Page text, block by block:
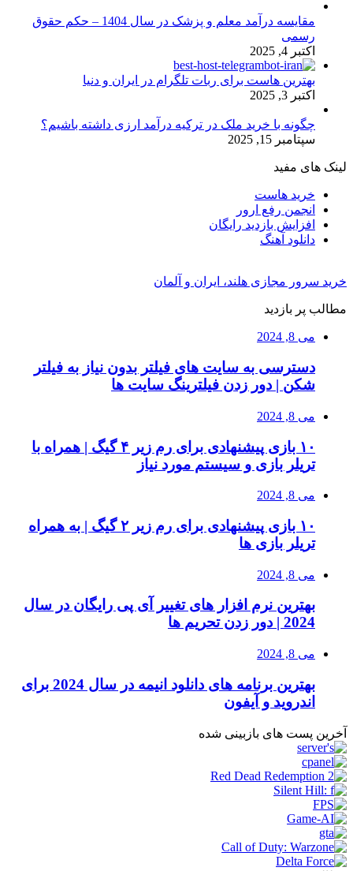
مقایسه درآمد معلم و پزشک در سال 1404 – حکم حقوق
رسمی
اکتبر 4, 2025
بهترین هاست برای ربات تلگرام در ایران و دنیا
اکتبر 3, 2025
چگونه با خرید ملک در ترکیه درآمد ارزی داشته باشیم؟
سپتامبر 15, 2025
لینک های مفید
خرید هاست
انجمن رفع ارور
افزایش بازدید رایگان
دانلود آهنگ
خرید سرور مجازی هلند، ایران و آلمان
مطالب پر بازدید
می 8, 2024
دسترسی به سایت های فیلتر بدون نیاز به فیلتر
شکن | دور زدن فیلترینگ سایت ها
می 8, 2024
۱۰ بازی پیشنهادی برای رم زیر ۴ گیگ | همراه با
تریلر بازی و سیستم مورد نیاز
می 8, 2024
۱۰ بازی پیشنهادی برای رم زیر ۲ گیگ | به همراه
تریلر بازی ها
می 8, 2024
بهترین نرم افزار های تغییر آی پی رایگان در سال
2024 | دور زدن تحریم ها
می 8, 2024
بهترین برنامه های دانلود انیمه در سال 2024 برای
اندروید و آیفون
آخرین پست های بازبینی شده